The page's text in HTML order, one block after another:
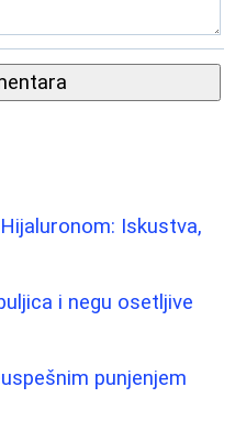
Iskustva,
i negu osetljive
punjenjem